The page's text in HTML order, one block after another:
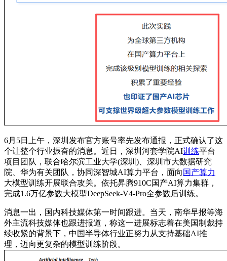
6月5日上午，深圳发布官方账号率先发布通报，正式确认了这
个让整个行业振奋的消息。近日，深圳河套学院AI训练平台
项目团队，联合哈尔滨工业大学(深圳)、深圳市大数据研究
院、华为有关团队，协同深智城AI算力平台，面向 国产算力
大模型训练开展联合攻关。依托昇腾910C国产AI算力集群，
完成1.6万亿参数大模型DeepSeek-V4-Pro全参数后训练。
消息一出，国内科技媒体第一时间跟进。当天，南华早报等海
外主流科技媒体也跟进报道，称这一进展标志着在美国制裁持
续收紧的背景下，中国半导体行业正努力从支持基础AI推
理，迈向更复杂的模型训练阶段。